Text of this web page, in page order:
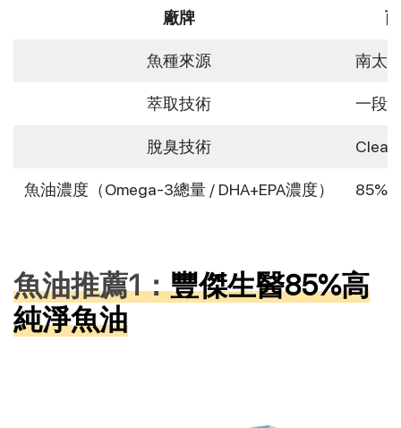
廠牌
魚種來源 南太
萃取技術 一段
脫臭技術
魚油濃度（Omega-3總量 / DHA+EPA濃度） 85%
魚油推薦1：豐傑生醫85%高
純淨魚油